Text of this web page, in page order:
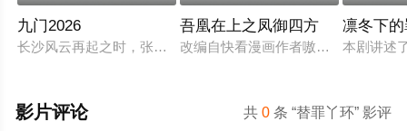
九门2026
长沙风云再起之时，张启山（陈伟霆 饰）与吴老狗（曾舜晞 饰
吾凰在上之凤御四方
改编自快看漫画作者嗷小泽的独家连
凛冬下
本剧讲述
共0 条 “替罪丫环” 影评
影片评论